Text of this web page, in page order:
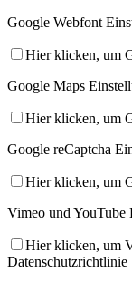
Google Webfont
Hier klicken, um
Google Maps
Hier klicken, um
Google reCaptcha
Hier klicken, um
Vimeo und YouTube
Hier klicken, um
Datenschutzrichtlinie